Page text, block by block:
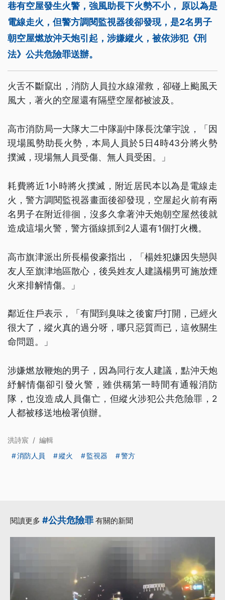
巷有空屋發生火警，強風助長下火勢不小， 原以為是
電線走火，但警方調閱監視器後卻發現，是2名男子
朝空屋燃放沖天炮引起，涉嫌縱火，被依涉犯《刑
法》公共危險罪送辦。
火舌不斷竄出，消防人員拉水線灌救，卻碰上颱風天
風大，著火的空屋還有隔壁空屋都被波及。
高市消防局一大隊大二中隊副中隊長沈肇宇說，「因
現場風勢助長火勢，本局人員於5日4時43分將火勢
撲滅，現場無人員受傷、無人員受困。」
耗費將近1小時將火撲滅，附近居民本以為是電線走
火，警方調閱監視器畫面後卻發現，空屋起火前有兩
名男子在附近徘徊，沒多久拿著沖天炮朝空屋然後就
造成這場火警，警方循線抓到2人還有1個打火機。
高市旗津派出所長楊俊豪指出，「楊姓犯嫌因失戀與
友人至旗津地區散心，後吳姓友人建議楊男可施放煙
火來排解情傷。」
鄰近住戶表示，「有聞到臭味之後窗戶打開，已經火
很大了，縱火真的過分呀，哪只惡質而已，這攸關生
命問題。」
涉嫌燃放鞭炮的男子，因為同行友人建議，點沖天炮
紓解情傷卻引發火警，雖供稱第一時間有通報消防
隊，也沒造成人員傷亡，但縱火涉犯公共危險罪，2
人都被移送地檢署偵辦。
洪詩宸 / 編輯
消防人員
縱火 監視器 警方
閱讀更多 #公共危險罪 有關的新聞